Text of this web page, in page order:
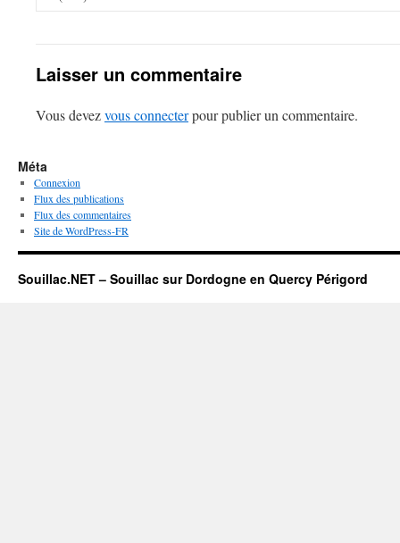
Laisser un commentaire
Vous devezvous connecterpour publier un commentaire.
Méta
Connexion
Flux des publications
Flux des commentaires
Site de WordPress-FR
Souillac.NET – Souillac sur Dordogne en Quercy Périgord